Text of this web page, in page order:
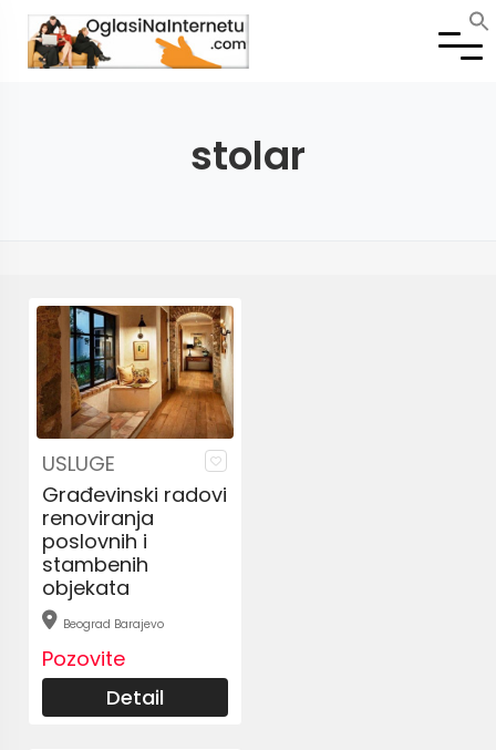
stolar
USLUGE
Građevinski radovi
renoviranja
poslovnih i
stambenih
objekata
Beograd Barajevo
Pozovite
Detail